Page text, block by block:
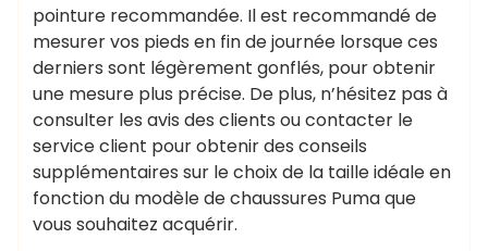
pointure recommandée. Il est recommandé de
mesurer vos pieds en fin de journée lorsque ces
derniers sont légèrement gonflés, pour obtenir
une mesure plus précise. De plus, n’hésitez pas à
consulter les avis des clients ou contacter le
service client pour obtenir des conseils
supplémentaires sur le choix de la taille idéale en
fonction du modèle de chaussures Puma que
vous souhaitez acquérir.